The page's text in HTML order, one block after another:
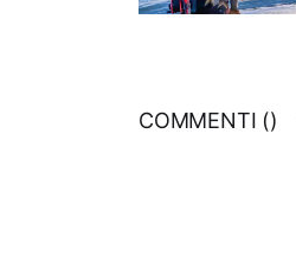
COMMENTI ()